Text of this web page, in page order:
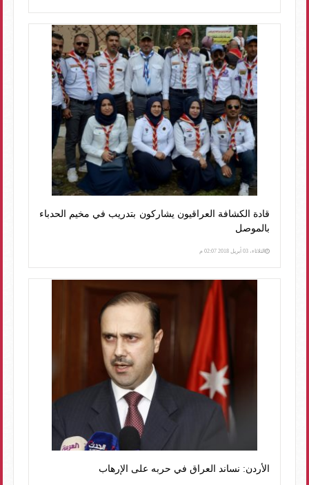
قادة الكشافة العراقيون يشاركون بتدريب في مخيم الحدباء
بالموصل
الثلاثاء، 03 أبريل 2018 02:07 م
الأردن: نساند العراق في حربه على الإرهاب